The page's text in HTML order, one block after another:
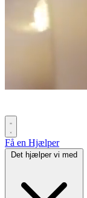
Få en Hjælper
Det hjælper vi med